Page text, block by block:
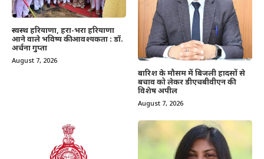
स्वस्थ हरियाणा, हरा-भरा हरियाणा
आने वाले भविष्य की आवश्यकता : डॉ.
अर्चना गुप्ता
August 7, 2026
बारिश के मौसम में बिजली हादसों से
बचाव को लेकर डीएचबीवीएन की
विशेष अपील
August 7, 2026